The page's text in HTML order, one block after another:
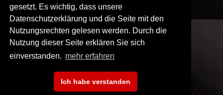
gesetzt. Es wichtig, dass unsere
Datenschutzerklärung und die Seite mit den
Nutzungsrechten gelesen werden. Durch die
Nutzung dieser Seite erklären Sie sich
einverstanden. mehr erfahren
Ich habe verstanden
SENDEPLATZ ↗